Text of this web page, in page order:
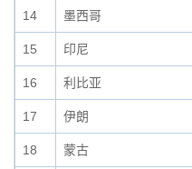
14 墨西哥
15 印尼
16 利比亚
17 伊朗
18 蒙古